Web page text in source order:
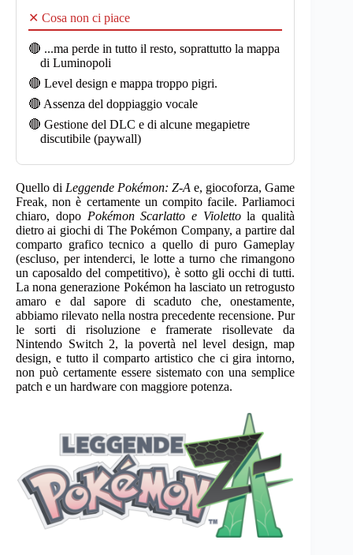
✕ Cosa non ci piace
🔴 ...ma perde in tutto il resto, soprattutto la mappa
di Luminopoli
🔴 Level design e mappa troppo pigri.
🔴 Assenza del doppiaggio vocale
🔴 Gestione del DLC e di alcune megapietre
discutibile (paywall)
Quello di Leggende Pokémon: Z-A e, giocoforza, Game
Freak, non è certamente un compito facile. Parliamoci
chiaro, dopo Pokémon Scarlatto e Violettola qualità
dietro ai giochi di The Pokémon Company, a partire dal
comparto grafico tecnico a quello di puro Gameplay
(escluso, per intenderci, le lotte a turno che rimangono
un caposaldo del competitivo), è sotto gli occhi di tutti.
La nona generazione Pokémon ha lasciato un retrogusto
amaro e dal sapore di scaduto che, onestamente,
abbiamo rilevato nella nostra precedente recensione. Pur
le sorti di risoluzione e framerate risollevate da
Nintendo Switch 2, la povertà nel level design, map
design, e tutto il comparto artistico che ci gira intorno,
non può certamente essere sistemato con una semplice
patch e un hardware con maggiore potenza.